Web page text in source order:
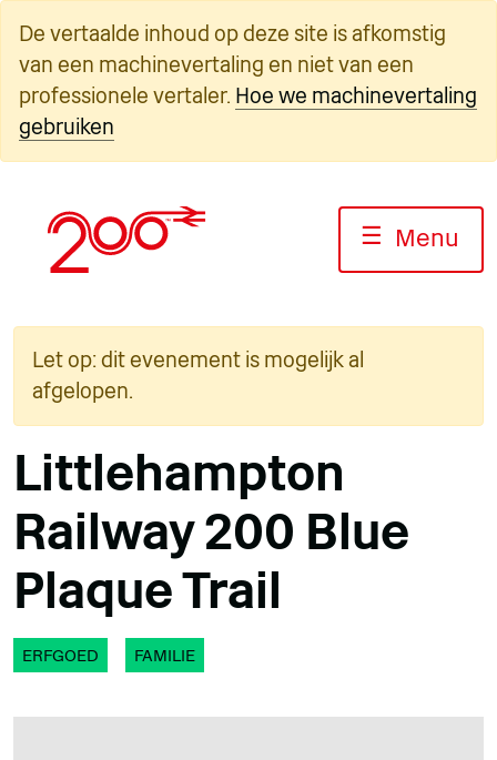
naar
inhoud
De vertaalde inhoud op deze site is afkomstig
van een machinevertaling en niet van een
professionele vertaler. Hoe we machinevertaling
gebruiken
☰ Menu
Let op: dit evenement is mogelijk al
afgelopen.
Littlehampton
Railway 200 Blue
Plaque Trail
ERFGOED FAMILIE